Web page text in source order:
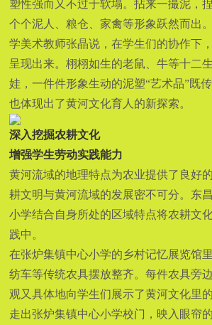
塑性强而又不过于软塌。拈来一撮泥，
个个泥人、粮仓、家禽等形象跃然而出
学美术教师张晶说，在学生们的协作下
呈现出来。栩栩如生的老鼠、牛等十二
娃，一件件形象生动的泥塑“艺术品”既传
也体现出了黄河文化育人的新探索。
深入挖掘农耕文化
增强学生劳动实践能力
黄河流域的地理特点为农业提供了良好
耕文明与黄河流域的发展密不可分。东
小学结合自身所处的区域特点将农耕文
践中。
在张炉集镇中心小学的乡村记忆展览馆
纺车等传统农具摆放整齐。每件农具旁
观又具体地向学生们展示了黄河文化里
走出张炉集镇中心小学校门，映入眼帘